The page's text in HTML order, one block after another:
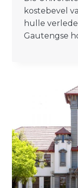
kostebevel
hulle verlede
Gautengse